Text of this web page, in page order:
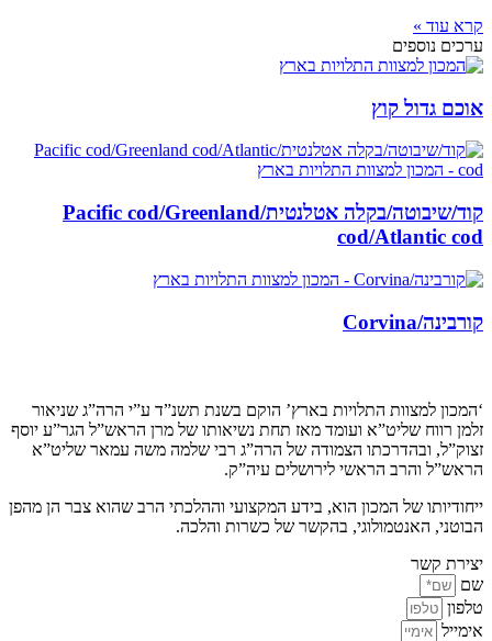
קרא עוד »
ערכים נוספים
אוכם גדול קוץ
קוד/שיבוטה/בקלה אטלנטית/Pacific cod/Greenland
cod/Atlantic cod
קורבינה/Corvina
‘המכון למצוות התלויות בארץ’ הוקם בשנת תשנ”ד ע”י הרה”ג שניאור
זלמן רווח שליט”א ועומד מאז תחת נשיאותו של מרן הראש”ל הגר”ע יוסף
זצוק”ל, ובהדרכתו הצמודה של הרה”ג רבי שלמה משה עמאר שליט”א
הראש”ל והרב הראשי לירושלים עיה”ק.
ייחודיותו של המכון הוא, בידע המקצועי וההלכתי הרב שהוא צבר הן מהפן
הבוטני, האנטמולוגי, בהקשר של כשרות והלכה.
יצירת קשר
שם
טלפון
אימייל